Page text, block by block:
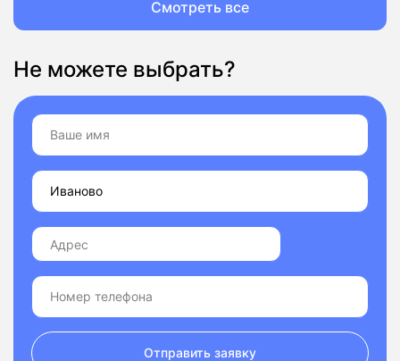
Смотреть все
Не можете выбрать?
Отправить заявку